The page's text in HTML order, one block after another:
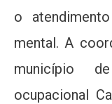
o
mental. A
município
ocupacional